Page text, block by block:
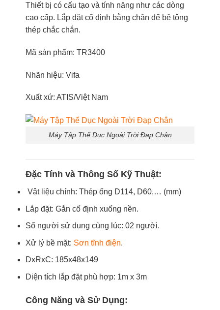
Thiết bị có cấu tạo và tính năng như các dòng
cao cấp. Lắp đặt cố định bằng chân đế bê tông
thép chắc chắn.
Mã sản phẩm: TR3400
Nhãn hiệu: Vifa
Xuất xứ: ATIS/Việt Nam
Máy Tập Thể Dục Ngoài Trời Đạp Chân
Đặc Tính và Thông Số Kỹ Thuật:
­ Vật liệu chính: Thép ống D114, D60,… (mm)
Lắp đặt: Gắn cố định xuống nền.
Số người sử dụng cùng lúc: 02 người.
Xử lý bề mặt: Sơn tĩnh điện.
DxRxC: 185x48x149
Diện tích lắp đặt phù hợp: 1m x 3m
Công Năng và Sử Dụng: